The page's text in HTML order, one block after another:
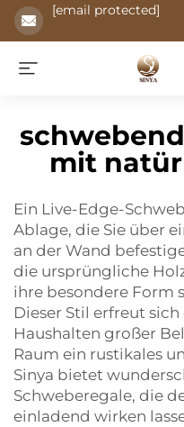
[email protected]
mit
Ein Live-Edge-
Ablage, die Sie über
an der Wand
die ursprüngliche
ihre besondere Form
Dieser Stil erfreut
Haushalten großer
Raum ein rustikales
Sinya bietet
Schweberegale, die
einladend wirken